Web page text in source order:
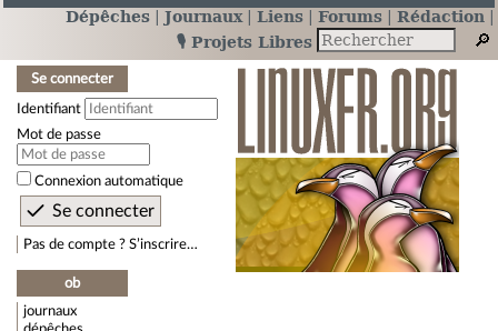
Dépêches Journaux Liens Forums
Rédaction
🎙️ Projets Libres
Se connecter
Identifiant
Mot de passe
Connexion automatique
Pas de compte ? S’inscrire…
ob
journaux